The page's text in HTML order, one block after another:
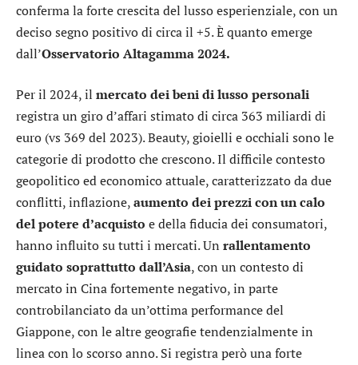
conferma la forte crescita del lusso esperienziale, con un
deciso segno positivo di circa il +5. È quanto emerge
dall’Osservatorio Altagamma 2024.
Per il 2024, il mercato dei beni di lusso personali
registra un giro d’affari stimato di circa 363 miliardi di
euro (vs 369 del 2023). Beauty, gioielli e occhiali sono le
categorie di prodotto che crescono. Il difficile contesto
geopolitico ed economico attuale, caratterizzato da due
conflitti, inflazione,aumento dei prezzi con un calo
del potere d’acquisto e della fiducia dei consumatori,
hanno influito su tutti i mercati. Un rallentamento
guidato soprattutto dall’Asia, con un contesto di
mercato in Cina fortemente negativo, in parte
controbilanciato da un’ottima performance del
Giappone, con le altre geografie tendenzialmente in
linea con lo scorso anno. Si registra però una forte